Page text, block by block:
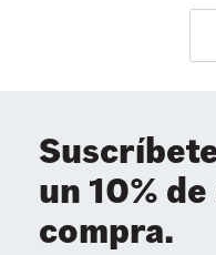
un 10%
compra.